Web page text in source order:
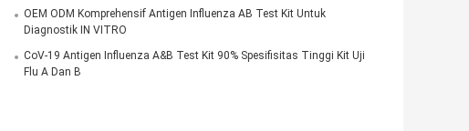
OEM ODM Komprehensif Antigen Influenza AB Test Kit Untuk
Diagnostik IN VITRO
CoV-19 Antigen Influenza A&B Test Kit 90% Spesifisitas Tinggi Kit Uji
Flu A Dan B